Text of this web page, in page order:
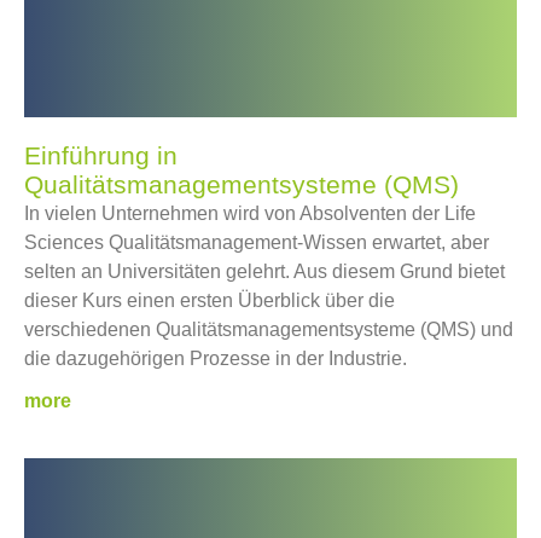
Einführung in
Qualitätsmanagementsysteme (QMS)
In vielen Unternehmen wird von Absolventen der Life
Sciences Qualitätsmanagement-Wissen erwartet, aber
selten an Universitäten gelehrt. Aus diesem Grund bietet
dieser Kurs einen ersten Überblick über die
verschiedenen Qualitätsmanagementsysteme (QMS) und
die dazugehörigen Prozesse in der Industrie.
more